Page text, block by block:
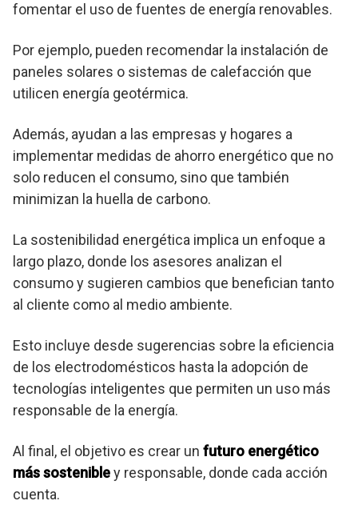
fomentar el uso de fuentes de energía renovables.
Por ejemplo, pueden recomendar la instalación de
paneles solares o sistemas de calefacción que
utilicen energía geotérmica.
Además, ayudan a las empresas y hogares a
implementar medidas de ahorro energético que no
solo reducen el consumo, sino que también
minimizan la huella de carbono.
La sostenibilidad energética implica un enfoque a
largo plazo, donde los asesores analizan el
consumo y sugieren cambios que benefician tanto
al cliente como al medio ambiente.
Esto incluye desde sugerencias sobre la eficiencia
de los electrodomésticos hasta la adopción de
tecnologías inteligentes que permiten un uso más
responsable de la energía.
Al final, el objetivo es crear un futuro energético
más sostenibley responsable, donde cada acción
cuenta.